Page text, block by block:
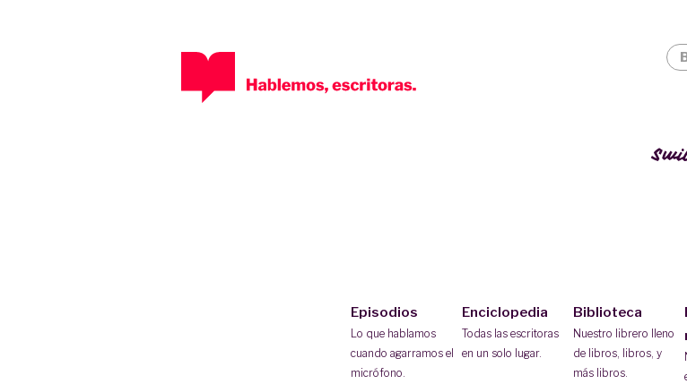
Episodios
Lo que hablamos
cuando agarramos el
micrófono.
Enciclopedia
Todas las escritoras
en un solo lugar.
Biblioteca
Nuestro librero lleno
de libros, libros, y
más libros.